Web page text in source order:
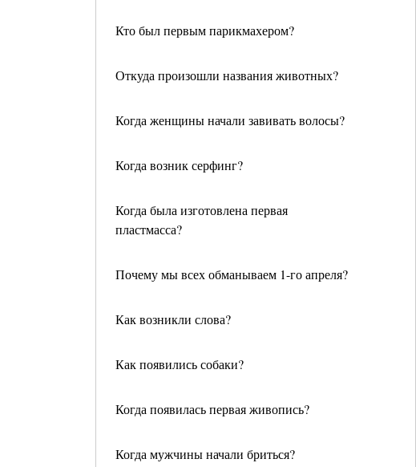
Кто был первым парикмахером?
Откуда произошли названия животных?
Когда женщины начали завивать волосы?
Когда возник серфинг?
Когда была изготовлена первая
пластмасса?
Почему мы всех обманываем 1-го апреля?
Как возникли слова?
Как появились собаки?
Когда появилась первая живопись?
Когда мужчины начали бриться?